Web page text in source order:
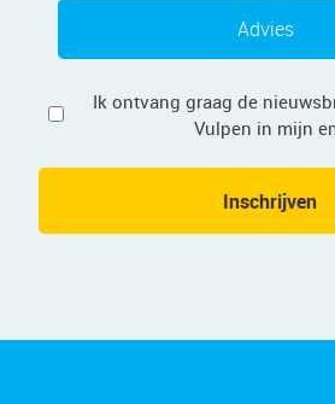
Advies
Privacy
Ik ontvang graag de
Vulpen in mijn
Inschrijven